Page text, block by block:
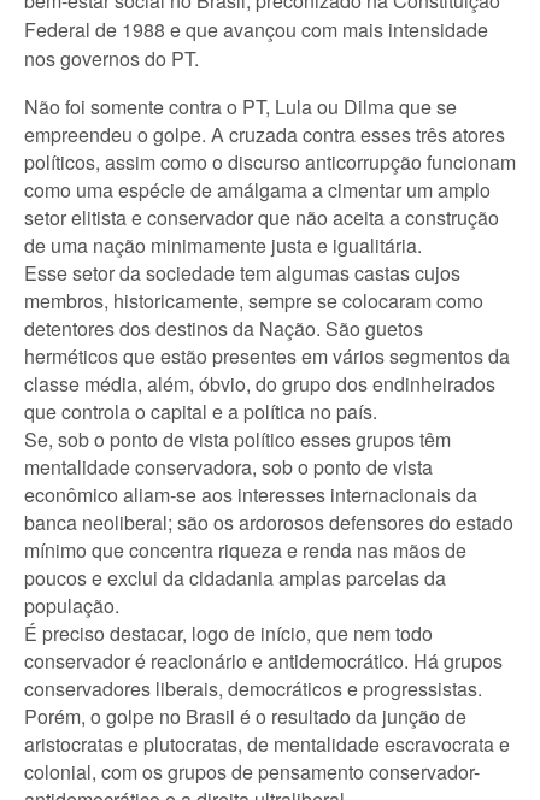
Federal de 1988 e que avançou com mais intensidade
nos governos do PT.
Não foi somente contra o PT, Lula ou Dilma que se
empreendeu o golpe. A cruzada contra esses três atores
políticos, assim como o discurso anticorrupção funcionam
como uma espécie de amálgama a cimentar um amplo
setor elitista e conservador que não aceita a construção
de uma nação minimamente justa e igualitária.
Esse setor da sociedade tem algumas castas cujos
membros, historicamente, sempre se colocaram como
detentores dos destinos da Nação. São guetos
herméticos que estão presentes em vários segmentos da
classe média, além, óbvio, do grupo dos endinheirados
que controla o capital e a política no país.
Se, sob o ponto de vista político esses grupos têm
mentalidade conservadora, sob o ponto de vista
econômico aliam-se aos interesses internacionais da
banca neoliberal; são os ardorosos defensores do estado
mínimo que concentra riqueza e renda nas mãos de
poucos e exclui da cidadania amplas parcelas da
população.
É preciso destacar, logo de início, que nem todo
conservador é reacionário e antidemocrático. Há grupos
conservadores liberais, democráticos e progressistas.
Porém, o golpe no Brasil é o resultado da junção de
aristocratas e plutocratas, de mentalidade escravocrata e
colonial, com os grupos de pensamento conservador-